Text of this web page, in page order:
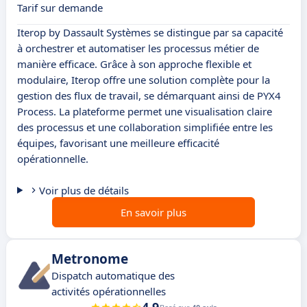
Tarif sur demande
Iterop by Dassault Systèmes se distingue par sa capacité
à orchestrer et automatiser les processus métier de
manière efficace. Grâce à son approche flexible et
modulaire, Iterop offre une solution complète pour la
gestion des flux de travail, se démarquant ainsi de PYX4
Process. La plateforme permet une visualisation claire
des processus et une collaboration simplifiée entre les
équipes, favorisant une meilleure efficacité
opérationnelle.
Voir plus de détails
En savoir plus
Metronome
Dispatch automatique des
activités opérationnelles